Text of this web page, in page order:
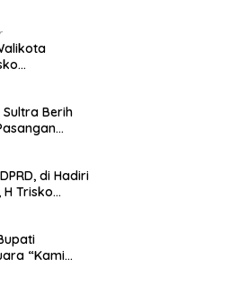
Berih
2024
di Hadiri
H Trisko
ke-79
“Kami